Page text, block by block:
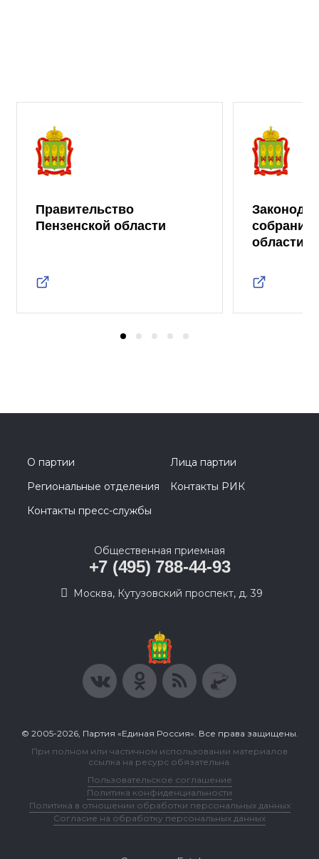
Правительство
Пензенской области
собрание
области
О партии
Лица партии
Региональные отделения
Контакты РИК
Контакты пресс-службы
Общественная приемная
+7 (495) 788-44-93
Москва, Кутузовский проспект, д. 39
© 2005-2026, Партия «Единая Россия». Все права защищены.
При полном или частичном использовании материалов
ссылка на ресурс обязательна.
Пользовательское соглашение
Политика конфиденциальности
Политика в отношении обработки персональных данных
Согласие на обработку персональных данных